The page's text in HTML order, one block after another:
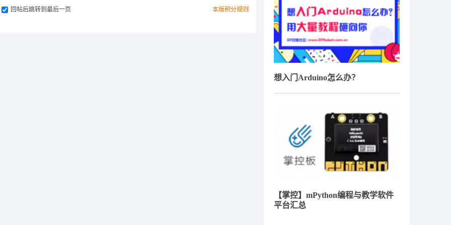
本版积分规则
回帖后跳转到最后一页
想入门Arduino怎么办？
【掌控】mPython编程与教学软件
平台汇总